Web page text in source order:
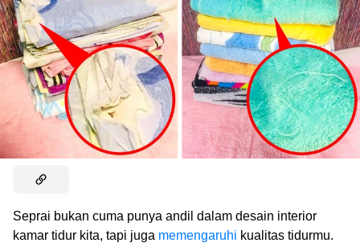
Seprai bukan cuma punya andil dalam desain interior
kamar tidur kita, tapi juga memengaruhi kualitas tidurmu.